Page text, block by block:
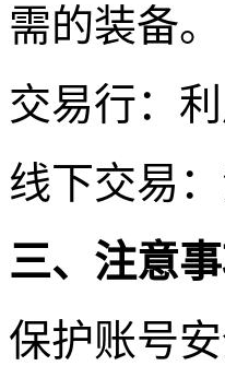
需的装备。
交易行：
线下交易
三、注意事
保护账号